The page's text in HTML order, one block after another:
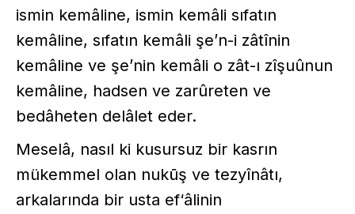
ismin kemâline, ismin kemâli sıfatın
kemâline, sıfatın kemâli şe’n-i zâtînin
kemâline ve şe’nin kemâli o zât-ı zîşuûnun
kemâline, hadsen ve zarûreten ve
bedâheten delâlet eder.
Meselâ, nasıl ki kusursuz bir kasrın
mükemmel olan nukūş ve tezyînâtı,
arkalarında bir usta ef‘âlinin